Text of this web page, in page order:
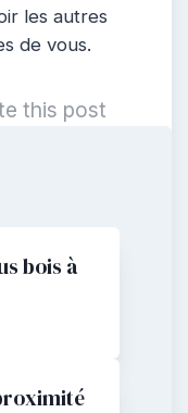
les autres
de vous.
this post
bois à